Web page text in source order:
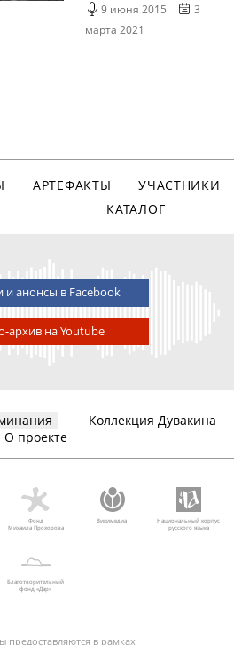
9 июня 2015
3
марта 2021
АРТЕФАКТЫ
УЧАСТНИКИ
КАТАЛОГ
и анонсы в Facebook
архив на Youtube
Коллекция Дувакина
О проекте
Фонд
Михаила Прохорова
Викимедиа
Национальный корпус
русского языка
Благотворительный
фонд «Дар»
предоставляются в рамках